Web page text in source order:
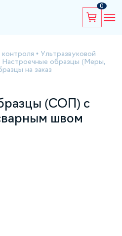
0
• Ультразвуковой
Настроечные образцы (Меры,
на заказ
(СОП) с
швом